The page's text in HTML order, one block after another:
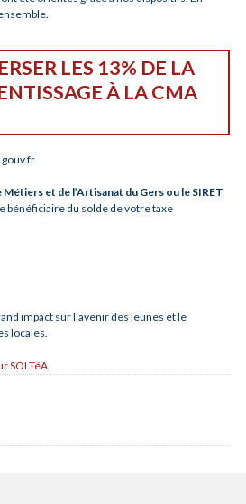
LES 13% DE LA
À LA CMA
Métiers et de l’Artisanat du Gers ou le SIRET
bénéficiaire du solde de votre taxe
impact sur l’avenir des jeunes et le
locales.
SOLTéA